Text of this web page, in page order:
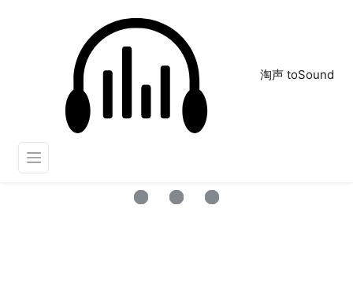
淘声 toSound
绕口令
正在为您搜索声音资源